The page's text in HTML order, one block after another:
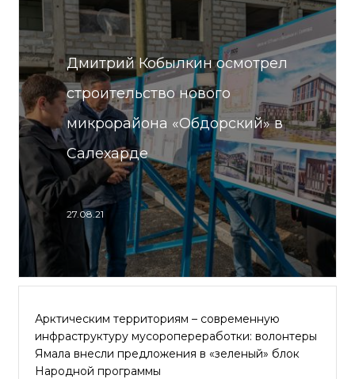
Дмитрий Кобылкин осмотрел
строительство нового
микрорайона «Обдорский» в
Салехарде
27.08.21
Арктическим территориям – современную
инфраструктуру мусоропереработки: волонтеры
Ямала внесли предложения в «зеленый» блок
Народной программы